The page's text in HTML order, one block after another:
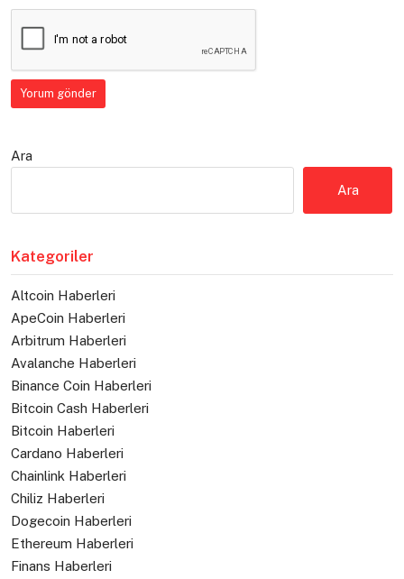
Ara
Ara
Kategoriler
Altcoin Haberleri
ApeCoin Haberleri
Arbitrum Haberleri
Avalanche Haberleri
Binance Coin Haberleri
Bitcoin Cash Haberleri
Bitcoin Haberleri
Cardano Haberleri
Chainlink Haberleri
Chiliz Haberleri
Dogecoin Haberleri
Ethereum Haberleri
Finans Haberleri